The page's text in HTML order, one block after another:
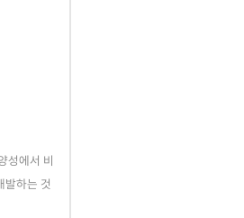
성에서 비
발하는 것